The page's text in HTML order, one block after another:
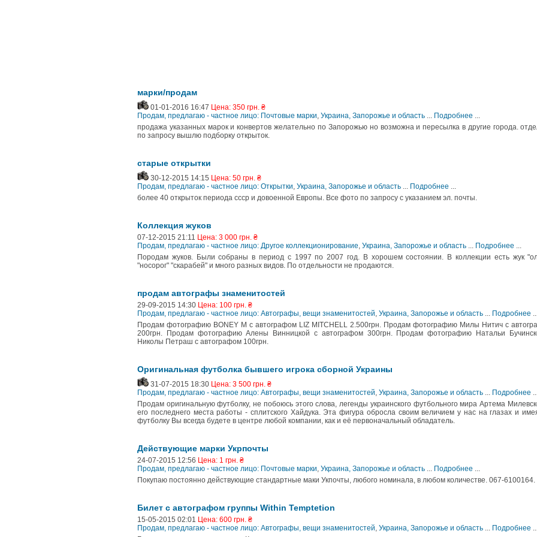
марки/продам
01-01-2016 16:47 Цена: 350 грн. ₴
Продам, предлагаю - частное лицо: Почтовые марки, Украина, Запорожье и область ... Подробнее ...
продажа указанных марок и конвертов желательно по Запорожью но возможна и пересылка в другие города.
по запросу вышлю подборку открыток.
старые открытки
30-12-2015 14:15 Цена: 50 грн. ₴
Продам, предлагаю - частное лицо: Открытки, Украина, Запорожье и область ... Подробнее ...
более 40 открыток периода ссср и довоенной Европы. Все фото по запросу с указанием эл. почты.
Коллекция жуков
07-12-2015 21:11 Цена: 3 000 грн. ₴
Продам, предлагаю - частное лицо: Другое коллекционирование, Украина, Запорожье и область ... Подробнее ...
Породам жуков. Были собраны в период с 1997 по 2007 год. В хорошем состоянии. В коллекции есть жук
"носорог" "скарабей" и много разных видов. По отдельности не продаются.
продам автографы знаменитостей
29-09-2015 14:30 Цена: 100 грн. ₴
Продам, предлагаю - частное лицо: Автографы, вещи знаменитостей, Украина, Запорожье и область ... Подробнее
Продам фотографию BONEY M с автографом LIZ MITCHELL 2.500грн. Продам фотографию Милы Нитич с
200грн. Продам фотографию Алены Винницкой с автографом 300грн. Продам фотографию Натальи
Николы Петраш с автографом 100грн.
Оригинальная футболка бывшего игрока сборной Украины
31-07-2015 18:30 Цена: 3 500 грн. ₴
Продам, предлагаю - частное лицо: Автографы, вещи знаменитостей, Украина, Запорожье и область ... Подробнее
Продам оригинальную футболку, не побоюсь этого слова, легенды украинского футбольного мира Артема
его последнего места работы - сплитского Хайдука. Эта фигура обросла своим величием у нас на глазах и
футболку Вы всегда будете в центре любой компании, как и её первоначальный обладатель.
Действующие марки Укрпочты
24-07-2015 12:56 Цена: 1 грн. ₴
Продам, предлагаю - частное лицо: Почтовые марки, Украина, Запорожье и область ... Подробнее ...
Покупаю постоянно действующие стандартные маки Укпочты, любого номинала, в любом количестве. 067-6100164.
Билет с автографом группы Within Temptetion
15-05-2015 02:01 Цена: 600 грн. ₴
Продам, предлагаю - частное лицо: Автографы, вещи знаменитостей, Украина, Запорожье и область ... Подробнее